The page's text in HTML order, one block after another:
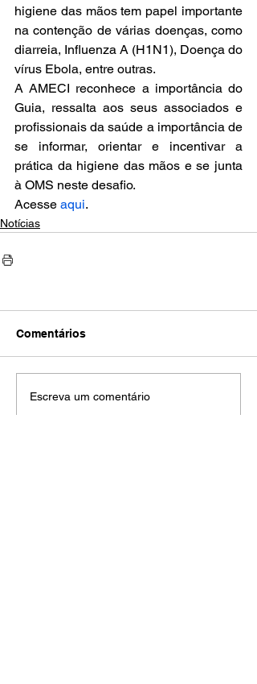
higiene das mãos tem papel importante
na contenção de várias doenças, como
diarreia, Influenza A (H1N1), Doença do
vírus Ebola, entre outras.
A AMECI reconhece a importância do
Guia, ressalta aos seus associados e
profissionais da saúde a importância de
se informar, orientar e incentivar a
prática da higiene das mãos e se junta
à OMS neste desafio.
Acesse aqui.
Notícias
Comentários
Escreva um comentário